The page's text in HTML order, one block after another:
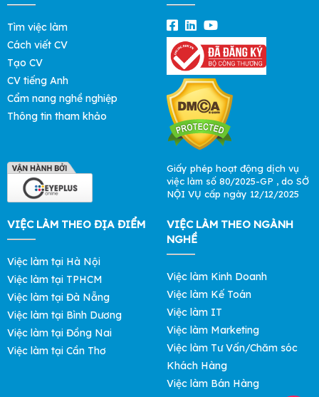
Tìm việc làm
Cách viết CV
Tạo CV
CV tiếng Anh
Cẩm nang nghề nghiệp
Thông tin tham khảo
Giấy phép hoạt động dịch vụ
việc làm số 80/2025-GP , do SỞ
NỘI VỤ cấp ngày 12/12/2025
VIỆC LÀM THEO ĐỊA ĐIỂM
Việc làm tại Hà Nội
Việc làm tại TPHCM
Việc làm tại Đà Nẵng
Việc làm tại Bình Dương
Việc làm tại Đồng Nai
Việc làm tại Cần Thơ
VIỆC LÀM THEO NGÀNH
NGHỀ
Việc làm Kinh Doanh
Việc làm Kế Toán
Việc làm IT
Việc làm Marketing
Việc làm Tư Vấn/Chăm sóc
Khách Hàng
Việc làm Bán Hàng